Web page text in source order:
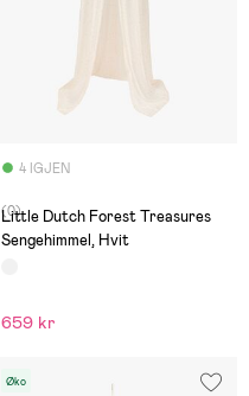
4 IGJEN
(0)
Little Dutch Forest Treasures
Sengehimmel, Hvit
659 kr
Øko